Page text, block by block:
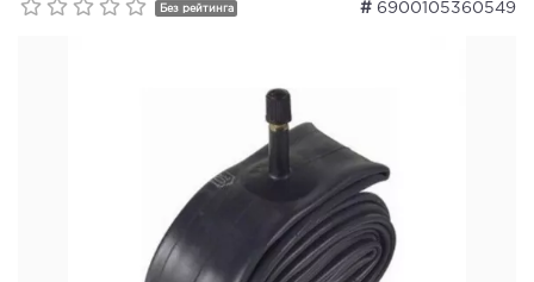
# 6900105360549
Без рейтинга